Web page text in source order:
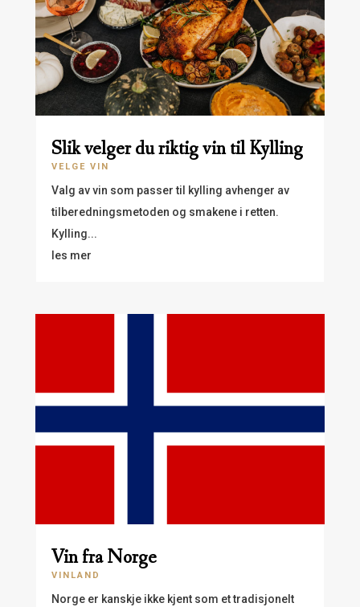
Slik velger du riktig vin til Kylling
VELGE VIN
Valg av vin som passer til kylling avhenger av
tilberedningsmetoden og smakene i retten.
Kylling...
les mer
Vin fra Norge
VINLAND
Norge er kanskje ikke kjent som et tradisjonelt